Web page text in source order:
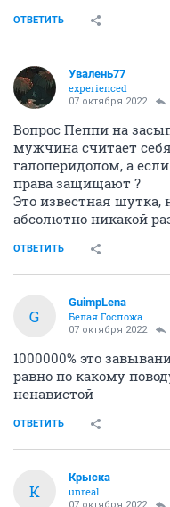
ОТВЕТИТЬ
Увалень77
experienced
07 октября 2022
Вопрос Пеппи на
мужчина считает
галоперидолом, а
права защищают ?
Это известная шутка,
абсолютно никакой
ОТВЕТИТЬ
G
GuimpLena
Белая Госпожа
07 октября 2022
1000000% это
равно по какому
ненавистой
ОТВЕТИТЬ
К
Крыска
unreal